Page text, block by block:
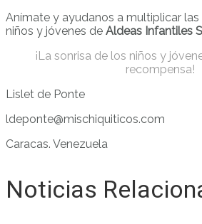
Anímate y ayudanos a multiplicar
niños y jóvenes de Aldeas Infantiles
¡La sonrisa de los niños y
recompensa!
Lislet de Ponte
ldeponte@mischiquiticos.com
Caracas. Venezuela
Noticias